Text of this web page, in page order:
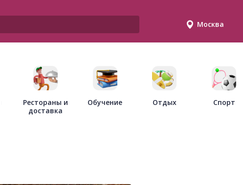
Москва
Рестораны и
доставка
Обучение Отдых Спорт